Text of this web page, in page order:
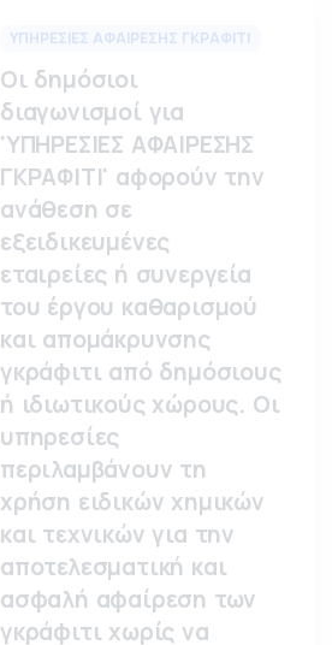
ΥΠΗΡΕΣΙΕΣ ΑΦΑΙΡΕΣΗΣ ΓΚΡΑΦΙΤΙ
Οι δημόσιοι
διαγωνισμοί για
'ΥΠΗΡΕΣΙΕΣ ΑΦΑΙΡΕΣΗΣ
ΓΚΡΑΦΙΤΙ' αφορούν την
ανάθεση σε
εξειδικευμένες
εταιρείες ή συνεργεία
του έργου καθαρισμού
και απομάκρυνσης
γκράφιτι από δημόσιους
ή ιδιωτικούς χώρους. Οι
υπηρεσίες
περιλαμβάνουν τη
χρήση ειδικών χημικών
και τεχνικών για την
αποτελεσματική και
ασφαλή αφαίρεση των
γκράφιτι χωρίς να